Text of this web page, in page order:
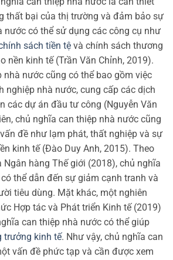
thất bại của thị trường và đảm bảo sự
nước có thể sử dụng các công cụ như
sách tiền tệ và chính sách thương
nền kinh tế (Trần Văn Chỉnh, 2019).
nhà nước cũng có thể bao gồm việc
nghiệp nhà nước, cung cấp các dịch
các dự án đầu tư công (Nguyễn Văn
chủ nghĩa can thiệp nhà nước cũng
đề như lạm phát, thất nghiệp và sự
kinh tế (Đào Duy Anh, 2015). Theo
hàng Thế giới (2018), chủ nghĩa
thể dẫn đến sự giảm cạnh tranh và
tiêu dùng. Mặt khác, một nghiên
Hợp tác và Phát triển Kinh tế (2019)
can thiệp nhà nước có thể giúp
trưởng kinh tế. Như vậy, chủ nghĩa can
vấn đề phức tạp và cần được xem